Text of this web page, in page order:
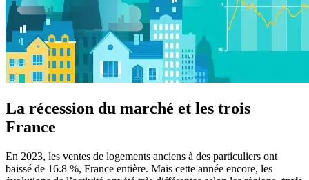
La récession du marché et les trois
France
En 2023, les ventes de logements anciens à des particuliers ont
baissé de 16.8 %, France entière. Mais cette année encore, les